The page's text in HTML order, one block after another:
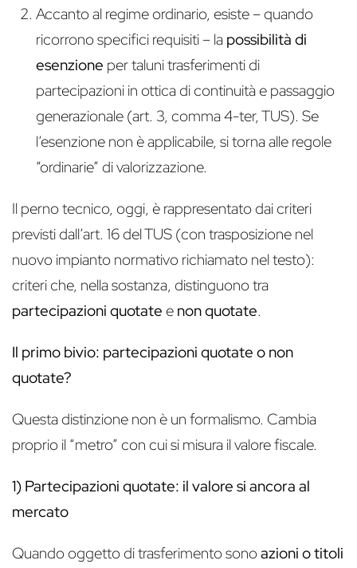
Accanto al regime ordinario, esiste – quando
ricorrono specifici requisiti – la possibilità di
esenzione per taluni trasferimenti di
partecipazioni in ottica di continuità e passaggio
generazionale (art. 3, comma 4-ter, TUS). Se
l’esenzione non è applicabile, si torna alle regole
“ordinarie” di valorizzazione.
Il perno tecnico, oggi, è rappresentato dai criteri
previsti dall’art. 16 del TUS (con trasposizione nel
nuovo impianto normativo richiamato nel testo):
criteri che, nella sostanza, distinguono tra
partecipazioni quotate e non quotate.
Il primo bivio: partecipazioni quotate o non
quotate?
Questa distinzione non è un formalismo. Cambia
proprio il “metro” con cui si misura il valore fiscale.
1) Partecipazioni quotate: il valore si ancora al
mercato
Quando oggetto di trasferimento sonoazioni o titoli